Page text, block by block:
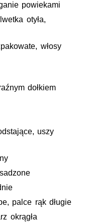
powiekami
otyła,
włosy
dołkiem
uszy
palce rąk długie
okrągła